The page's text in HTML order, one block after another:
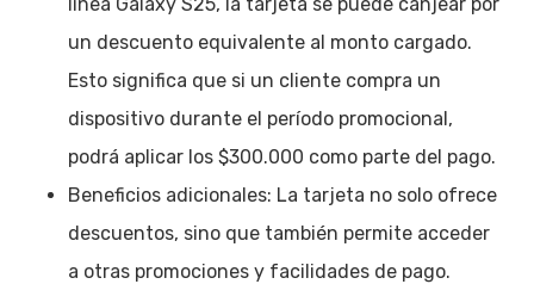
un descuento equivalente al monto cargado.
Esto significa que si un cliente compra un
dispositivo durante el período promocional,
podrá aplicar los $300.000 como parte del pago.
Beneficios adicionales: La tarjeta no solo ofrece
descuentos, sino que también permite acceder
a otras promociones y facilidades de pago.